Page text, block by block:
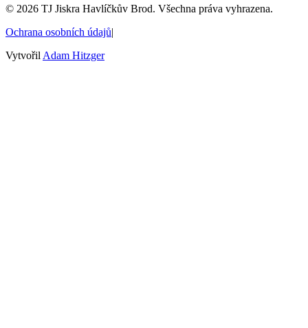
© 2026 TJ Jiskra Havlíčkův Brod. Všechna práva vyhrazena.
Ochrana osobních údajů|
Vytvořil Adam Hitzger